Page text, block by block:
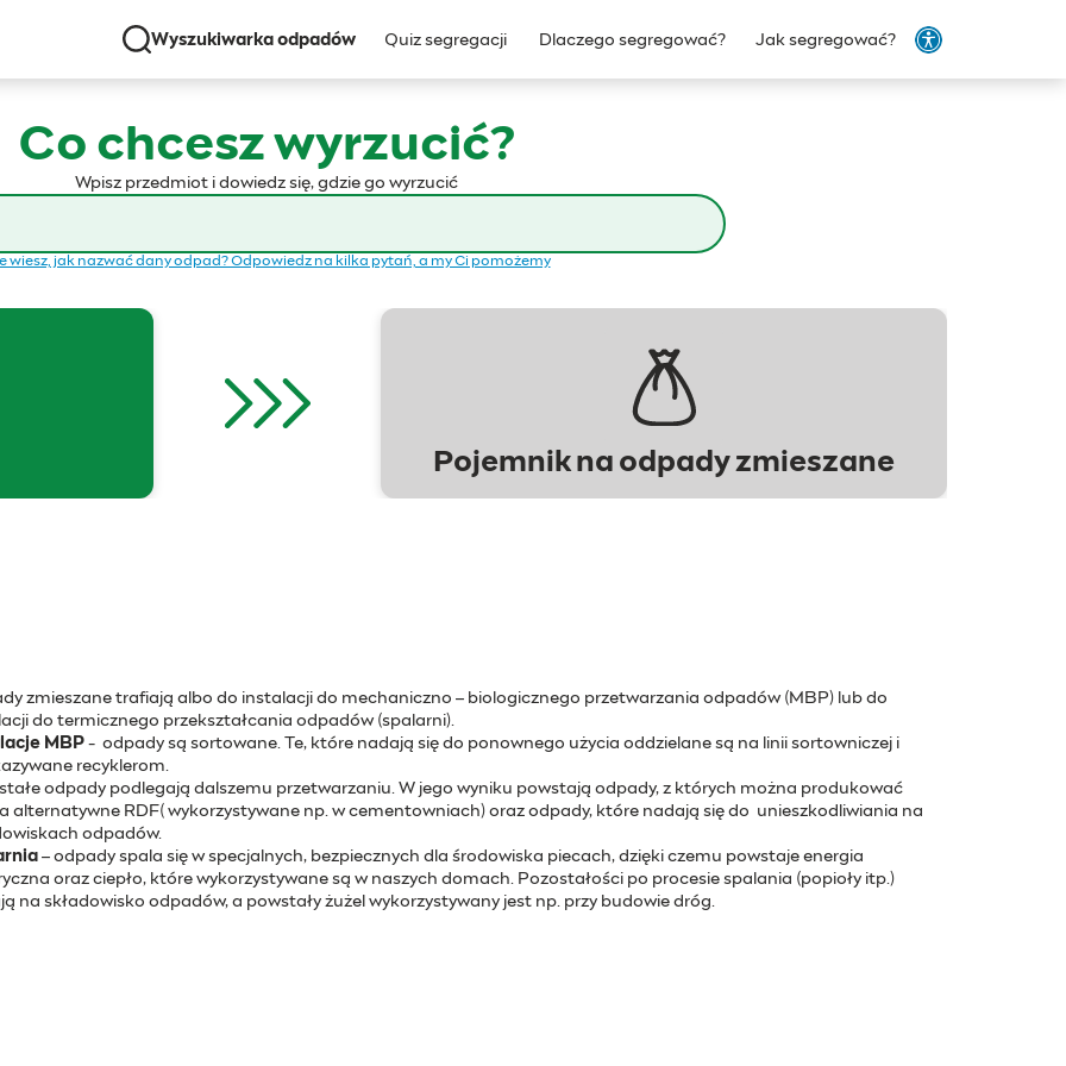
Wyszukiwarka odpadów Quiz segregacji Dlaczego segregować? Jak segregować?
Co chcesz wyrzucić?
Wpisz przedmiot i dowiedz się, gdzie go wyrzucić
wiesz, jak nazwać dany odpad? Odpowiedz na kilka pytań, a my Ci pomożemy
Pojemnik na odpady zmieszane
zmieszane trafiają albo do instalacji do mechaniczno – biologicznego przetwarzania odpadów (MBP) lub do
do termicznego przekształcania odpadów (spalarni).
MBP - odpady są sortowane. Te, które nadają się do ponownego użycia oddzielane są na linii sortowniczej i
recyklerom.
odpady podlegają dalszemu przetwarzaniu. W jego wyniku powstają odpady, z których można produkować
alternatywne RDF( wykorzystywane np. w cementowniach) oraz odpady, które nadają się do unieszkodliwiania na
odpadów.
– odpady spala się w specjalnych, bezpiecznych dla środowiska piecach, dzięki czemu powstaje energia
oraz ciepło, które wykorzystywane są w naszych domach. Pozostałości po procesie spalania (popioły itp.)
na składowisko odpadów, a powstały żużel wykorzystywany jest np. przy budowie dróg.